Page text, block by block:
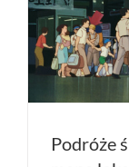
Podróże